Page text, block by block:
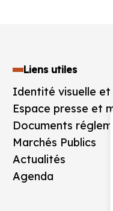
Liens utiles
Identité visuelle
Espace presse et
Documents
Marchés Publics
Actualités
Agenda